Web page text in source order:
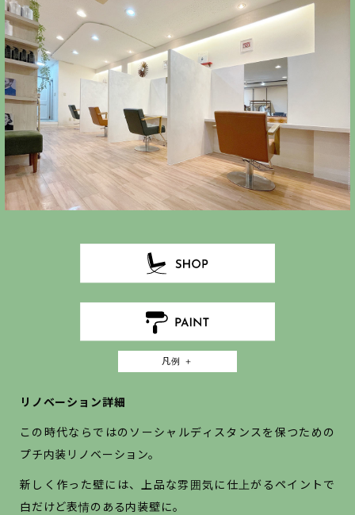
凡例 ＋
リノベーション詳細
この時代ならではのソーシャルディスタンスを保つための
プチ内装リノベーション。
新しく作った壁には、上品な雰囲気に仕上がるペイントで
白だけど表情のある内装壁に。